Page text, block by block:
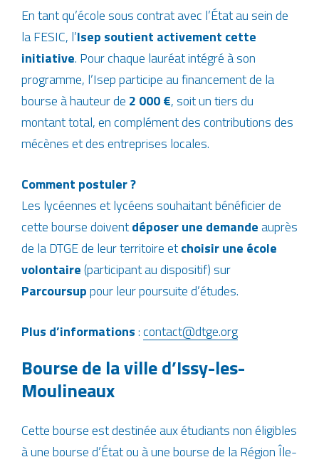
En tant qu’école sous contrat avec l’État au sein de
la FESIC, l’Isep soutient activement cette
initiative. Pour chaque lauréat intégré à son
programme, l’Isep participe au financement de la
bourse à hauteur de 2 000 €, soit un tiers du
montant total, en complément des contributions des
mécènes et des entreprises locales.
Comment postuler ?
Les lycéennes et lycéens souhaitant bénéficier de
cette bourse doiventdéposer une demandeauprès
de la DTGE de leur territoire etchoisir une école
volontaire(participant au dispositif) sur
Parcoursuppour leur poursuite d’études.
Plus d’informations:contact@dtge.org
Bourse de la ville d’Issy-les-
Moulineaux
Cette bourse est destinée aux étudiants non éligibles
à une bourse d’État ou à une bourse de la Région Île-